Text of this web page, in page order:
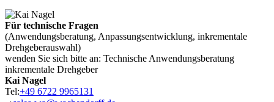
Für technische Fragen
(Anwendungsberatung, Anpassungsentwicklung, inkrementale
Drehgeberauswahl)
wenden Sie sich bitte an: Technische Anwendungsberatung
inkrementale Drehgeber
Kai Nagel
Tel:+49 6722 9965131